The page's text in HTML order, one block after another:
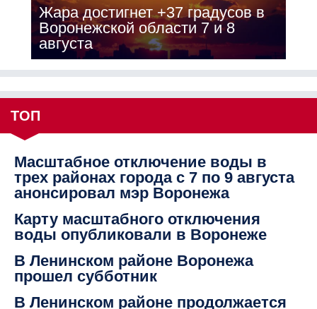
Жара достигнет +37 градусов в
Воронежской области 7 и 8
августа
ТОП
Масштабное отключение воды в
трех районах города с 7 по 9 августа
анонсировал мэр Воронежа
Карту масштабного отключения
воды опубликовали в Воронеже
В Ленинском районе Воронежа
прошел субботник
В Ленинском районе продолжается